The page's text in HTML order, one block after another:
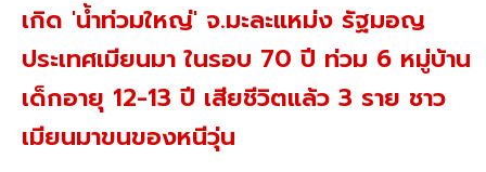
เกิด 'น้ำท่วมใหญ่' จ.มะละแหม่ง รัฐมอญ
ประเทศเมียนมา ในรอบ 70 ปี ท่วม 6 หมู่บ้าน
เด็กอายุ 12-13 ปี เสียชีวิตแล้ว 3 ราย ชาว
เมียนมาขนของหนีวุ่น